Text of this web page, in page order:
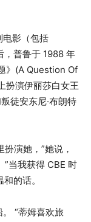
影（包括
普鲁于 1988 年
》(A Question Of
扮演伊丽莎白女王
徒安东尼·布朗特
演她，”她说，
”当我获得 CBE 时
的话。
“蒂姆喜欢旅